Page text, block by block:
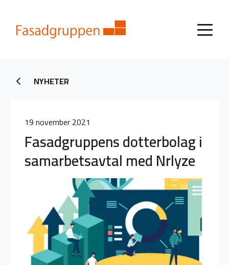
NYHETER
19 november 2021
Fasadgruppens dotterbolag i
samarbetsavtal med Nrlyze